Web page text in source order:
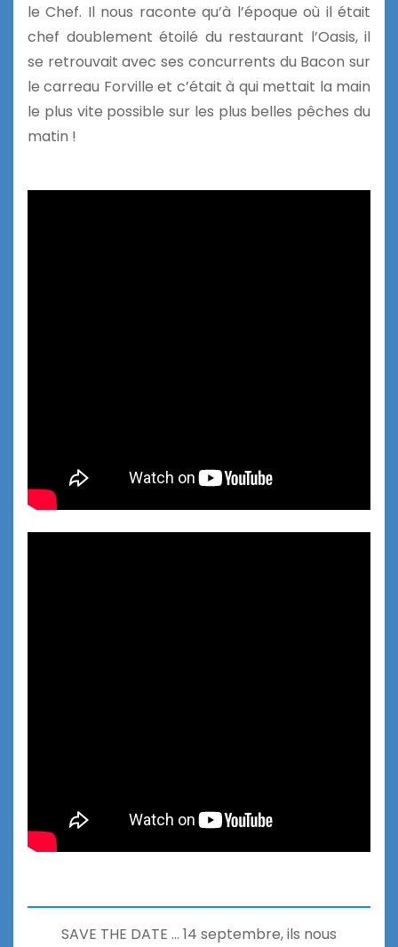
le Chef. Il nous raconte qu’à l’époque où il était
chef doublement étoilé du restaurant l’Oasis, il
se retrouvait avec ses concurrents du Bacon sur
le carreau Forville et c’était à qui mettait la main
le plus vite possible sur les plus belles pêches du
matin !
SAVE THE DATE … 14 septembre, ils nous